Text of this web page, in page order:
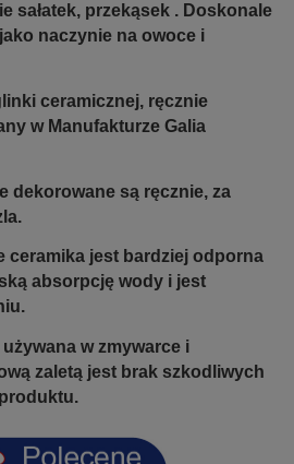
sałatek, przekąsek . Doskonale
naczynie na owoce i
ceramicznej, ręcznie
w Manufakturze Galia
dekorowane są ręcznie, za
ceramika jest bardziej odporna
absorpcję wody i jest
w zmywarce i
zaletą jest brak szkodliwych